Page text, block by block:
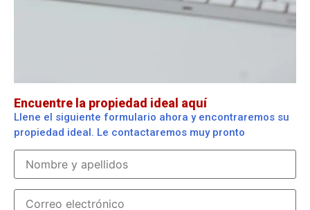
Encuentre la propiedad ideal aquí
Llene el siguiente formulario ahora y encontraremos su
propiedad ideal. Le contactaremos muy pronto